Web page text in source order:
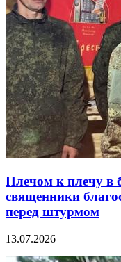
Плечом к плечу в
священники
перед штурмом
13.07.2026